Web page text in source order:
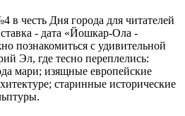
в честь Дня города для читателей
- дата «Йошкар-Ола -
познакомиться с удивительной
Эл, где тесно переплелись:
мари; изящные европейские
старинные исторические